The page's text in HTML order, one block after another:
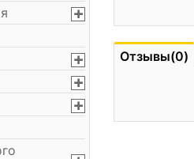
Отзывы(0)